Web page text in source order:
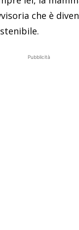
che è
Pubblicità